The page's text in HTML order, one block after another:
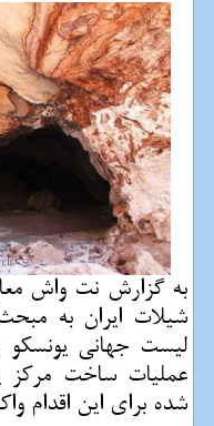
به گزارش نت واش
شیلات ایران به
لیست جهانی
عملیات ساخت
شده برای این اقدام